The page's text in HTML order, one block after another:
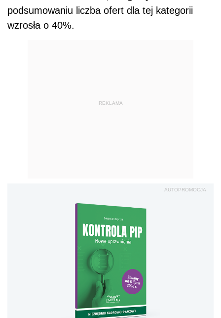
podsumowaniu liczba ofert dla tej kategorii
wzrosła o 40%.
REKLAMA
AUTOPROMOCJA